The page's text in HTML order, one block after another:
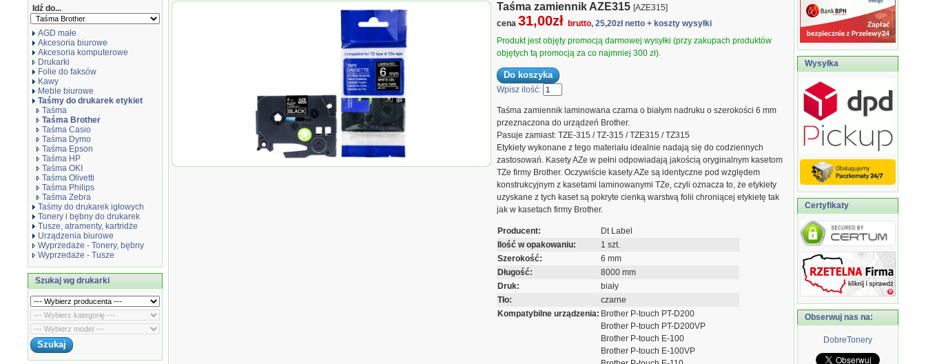
Idź do...
AGD małe
Akcesoria biurowe
Akcesoria komputerowe
Drukarki
Folie do faksów
Kawy
Meble biurowe
Taśmy do drukarek etykiet
Taśma
Taśma Brother
Taśma Casio
Taśma Dymo
Taśma Epson
Taśma HP
Taśma OKI
Taśma Olivetti
Taśma Philips
Taśma Zebra
Taśmy do drukarek igłowych
Tonery i bębny do drukarek
Tusze, atramenty, kartridże
Urządzenia biurowe
Wyprzedaże - Tonery, bębny
Wyprzedaże - Tusze
Szukaj wg drukarki
Taśma zamiennik AZE315
Taśma zamiennik AZE315 [AZE315]
cena 31,00zł brutto, 25,20zł netto + koszty wysyłki
Produkt jest objęty promocją darmowej wysyłki (przy zakupach produktów
objętych tą promocją za co najmniej 300 zł).
Wpisz ilość:
Taśma zamiennik laminowana czarna o białym nadruku o szerokości 6 mm
przeznaczona do urządzeń Brother.
Pasuje zamiast: TZE-315 / TZ-315 / TZE315 / TZ315
Etykiety wykonane z tego materiału idealnie nadają się do codziennych
zastosowań. Kasety AZe w pełni odpowiadają jakością oryginalnym kasetom
TZe firmy Brother. Oczywiście kasety AZe są identyczne pod względem
konstrukcyjnym z kasetami laminowanymi TZe, czyli oznacza to, że etykiety
uzyskane z tych kaset są pokryte cienką warstwą folii chroniącej etykietę tak
jak w kasetach firmy Brother.
Producent:
Dt Label
Ilość w opakowaniu:
1 szt.
Szerokość:
6 mm
Długość:
8000 mm
Druk:
biały
Tło:
czarne
Kompatybilne urządzenia: Brother P-touch PT-D200
Brother P-touch PT-D200VP
Brother P-touch E-100
Brother P-touch E-100VP
Wysyłka
Certyfikaty
Obserwuj nas na:
DobreTonery